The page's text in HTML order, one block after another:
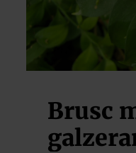
Brusc